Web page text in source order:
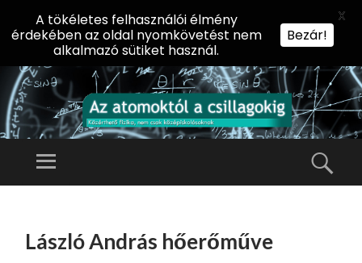
AZ
KT
Előadássorozat
Természettudományi
Menü
TARTALOMHOZ
László András hőerőműve
A tökéletes felhasználói élmény
érdekében az oldal nyomkövetést nem
alkalmazó sütiket használ.
Bezár!
X